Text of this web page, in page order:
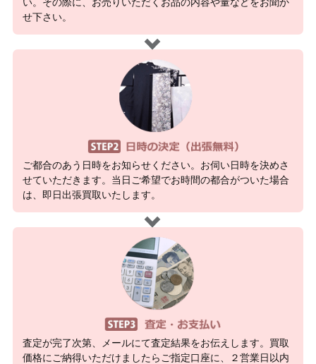
せ下さい。
ご都合のあう日時をお知らせください。お伺い日時を決めさ
せていただきます。当日ご希望でお時間の都合がついた場合
は、即日出張買取いたします。
査定が完了次第、メールにて査定結果をお伝えします。買取
価格にご納得いただけましたらご指定口座に、２営業日以内